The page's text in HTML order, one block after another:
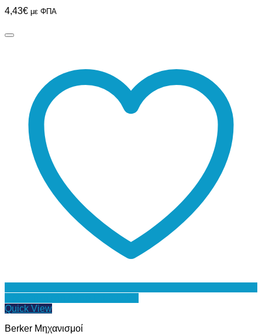
4,43€ με ΦΠΑ
Quick View
Berker Μηχανισμοί